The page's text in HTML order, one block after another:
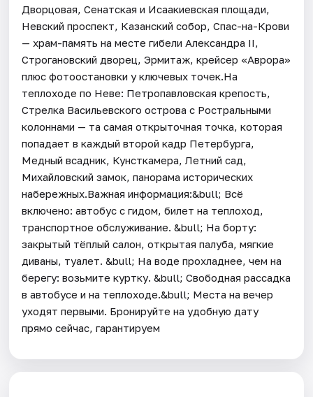
Дворцовая, Сенатская и Исаакиевская площади,
Невский проспект, Казанский собор, Спас-на-Крови
— храм-память на месте гибели Александра II,
Строгановский дворец, Эрмитаж, крейсер «Аврора»
плюс фотоостановки у ключевых точек.На
теплоходе по Неве: Петропавловская крепость,
Стрелка Васильевского острова с Ростральными
колоннами — та самая открыточная точка, которая
попадает в каждый второй кадр Петербурга,
Медный всадник, Кунсткамера, Летний сад,
Михайловский замок, панорама исторических
набережных.Важная информация:&bull; Всё
включено: автобус с гидом, билет на теплоход,
транспортное обслуживание. &bull; На борту:
закрытый тёплый салон, открытая палуба, мягкие
диваны, туалет. &bull; На воде прохладнее, чем на
берегу: возьмите куртку. &bull; Свободная рассадка
в автобусе и на теплоходе.&bull; Места на вечер
уходят первыми. Бронируйте на удобную дату
прямо сейчас, гарантируем